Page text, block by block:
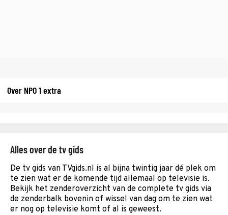
Over NPO 1 extra
Alles over de tv gids
De tv gids van TVgids.nl is al bijna twintig jaar dé plek om
te zien wat er de komende tijd allemaal op televisie is.
Bekijk het zenderoverzicht van de complete tv gids via
de zenderbalk bovenin of wissel van dag om te zien wat
er nog op televisie komt of al is geweest.